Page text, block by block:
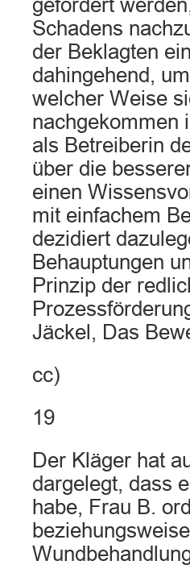
gefordert
Schadens
der Beklagten
dahingehend,
welcher Weise
nachgekommen
als Betreiberin
über die
einen
mit einfachem
dezidiert
Behauptungen
Prinzip der
Jäckel, Das
cc)
19
Der Kläger hat
dargelegt, dass
habe, Frau B.